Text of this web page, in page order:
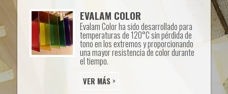
EVALAM COLOR
Evalam Color ha sido desarrollado para
temperaturas de 120°C sin pérdida de
tono en los extremos y proporcionando
una mayor resistencia de color durante
el tiempo.
VER MÁS >